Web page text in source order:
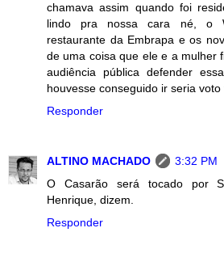
chamava assim quando foi
lindo pra nossa cara né, o
restaurante da Embrapa e os
de uma coisa que ele e a mulher
audiência pública defender
houvesse conseguido ir seria voto
Responder
ALTINO MACHADO
3:32 PM
O Casarão será tocado por
Henrique, dizem.
Responder